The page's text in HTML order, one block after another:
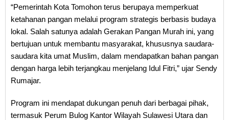
“Pemerintah Kota Tomohon terus berupaya memperkuat
ketahanan pangan melalui program strategis berbasis budaya
lokal. Salah satunya adalah Gerakan Pangan Murah ini, yang
bertujuan untuk membantu masyarakat, khususnya saudara-
saudara kita umat Muslim, dalam mendapatkan bahan pangan
dengan harga lebih terjangkau menjelang Idul Fitri,” ujar Sendy
Rumajar.
Program ini mendapat dukungan penuh dari berbagai pihak,
termasuk Perum Bulog Kantor Wilayah Sulawesi Utara dan